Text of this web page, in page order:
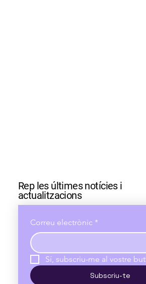
Rep les últimes notícies i
actualitzacions
Correu electrònic *
Sí, subscriu-me al vostre
Subscriu-te